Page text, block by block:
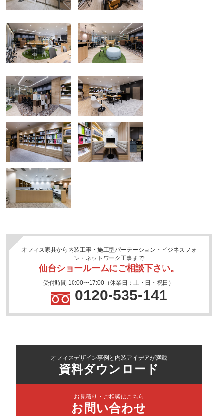
オフィス家具から内装工事・施工型パーテーション・ビジネスフォ
ン・ネットワーク工事まで
仙台ショールームにご相談下さい。
受付時間 10:00〜17:00（休業日：土・日・祝日）
0120-535-141
オフィスデザイン事例と内装アイデアが満載
資料ダウンロード
お見積り・ご相談はこちら
お問い合わせ